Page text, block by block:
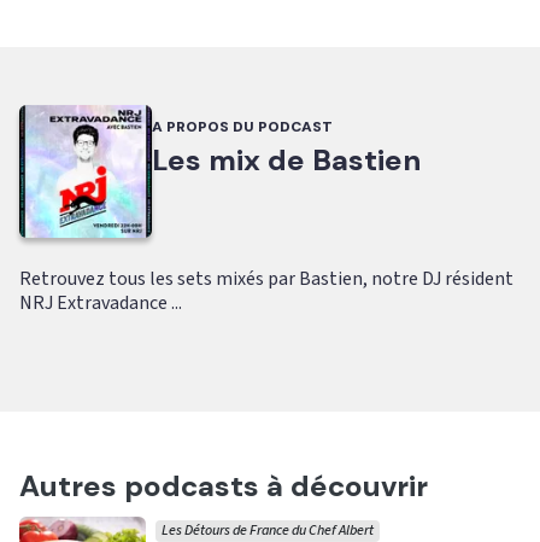
A PROPOS DU PODCAST
Les mix de Bastien
Retrouvez tous les sets mixés par Bastien, notre DJ résident
NRJ Extravadance ...
Autres podcasts à découvrir
Les Détours de France du Chef Albert